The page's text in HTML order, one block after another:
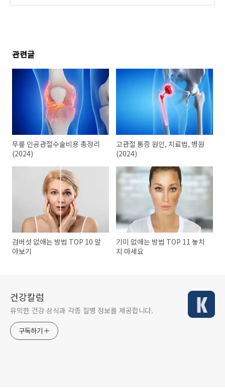
관련글
무릎 인공관절수술비용 총정리
(2024)
고관절 통증 원인, 치료법, 병원
(2024)
검버섯 없애는 방법 TOP 10 알
아보기
기미 없애는 방법 TOP 11 놓치
지 마세요
건강칼럼
유익한 건강 상식과 각종 질병 정보를 제공합니다.
구독하기